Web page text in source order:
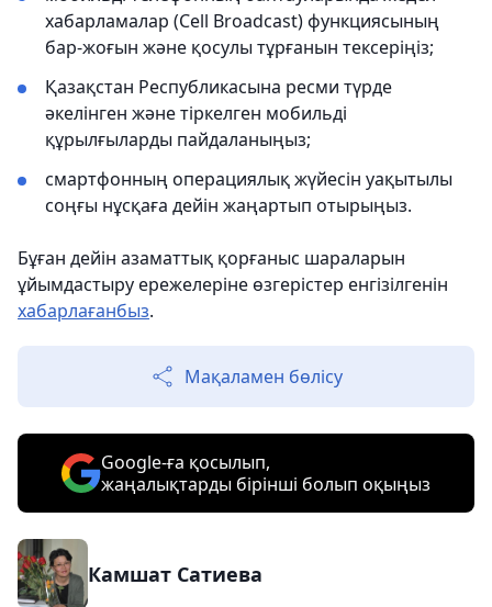
хабарламалар (Cell Broadcast) функциясының
бар-жоғын және қосулы тұрғанын тексеріңіз;
Қазақстан Республикасына ресми түрде
әкелінген және тіркелген мобильді
құрылғыларды пайдаланыңыз;
смартфонның операциялық жүйесін уақытылы
соңғы нұсқаға дейін жаңартып отырыңыз.
Бұған дейін азаматтық қорғаныс шараларын
ұйымдастыру ережелеріне өзгерістер енгізілгенін
хабарлағанбыз.
Мақаламен бөлісу
Google-ға қосылып,
жаңалықтарды бірінші болып оқыңыз
Камшат Сатиева